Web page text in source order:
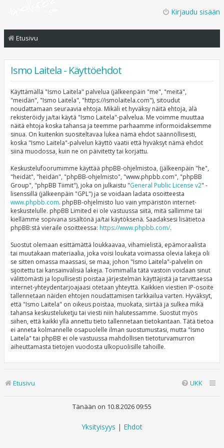
Kirjaudu sisään
Etusivu
Ismo Laitela - Käyttöehdot
Käyttämällä "Ismo Laitela" palvelua (jälkeenpäin "me", "meitä",
"meidän", "Ismo Laitela", "https://ismolaitela.com"), sitoudut
noudattamaan seuraavia ehtoja. Mikäli et hyväksy näitä ehtoja, älä
rekisteröidy ja/tai käytä "Ismo Laitela"-palvelua. Me voimme muuttaa
näitä ehtoja koska tahansa ja teemme parhaamme informoidaksemme
sinua. On kuitenkin suositeltavaa lukea nämä ehdot säännöllisesti,
koska "Ismo Laitela"-palvelun käyttö vaatii että hyväksyt nämä ehdot
siinä muodossa, kuin ne on päivitetty tai korjattu.
Keskustelufoorumimme käyttää phpBB-ohjelmistoa, (jälkeenpäin "he",
"heidät", "heidän", "phpBB-ohjelmisto", "www.phpbb.com", "phpBB
Group", "phpBB Tiimit"), joka on julkaistu "General Public License v2" -
lisenssillä (jälkeenpäin "GPL") ja se voidaan ladata osoitteesta
www.phpbb.com. phpBB-ohjelmisto luo vain ympäristön internet-
keskustelulle. phpBB Limited ei ole vastuussa siitä, mitä sallimme tai
kiellämme sopivana sisältönä ja/tai käytöksenä. Saadaksesi lisätietoa
phpBB:stä vieraile osoitteessa: https://www.phpbb.com/.
Suostut olemaan esittämättä loukkaavaa, vihamielistä, epämoraalista
tai muutakaan materiaalia, joka voisi loukata voimassa olevia lakeja oli
se sitten omassa maassasi, se maa, johon "Ismo Laitela"-palvelin on
sijoitettu tai kansainvälisiä lakeja. Toimimalla tätä vastoin voidaan sinut
välittömästi ja lopullisesti poistaa järjestelmän käyttäjistä ja tarvittaessa
internet-yhteydentarjoajaasi otetaan yhteyttä. Kaikkien viestien IP-osoite
tallennetaan näiden ehtojen noudattamisen tarkkailua varten. Hyväksyt,
että "Ismo Laitela" on oikeus poistaa, muokata, siirtää ja sulkea mikä
tahansa keskusteluketju tai viesti niin halutessamme. Suostut myös
siihen, että kaikki yllä annettu tieto tallennetaan tietokantaan. Tätä tietoa
ei anneta kolmannelle osapuolelle ilman suostumustasi, mutta "Ismo
Laitela" tai phpBB ei ole vastuussa mahdollisen tietoturvamurron
aiheuttamasta tietojen vuodosta ulkopuolisille tahoille.
Etusivu UKK
Tänään on 10.8.2026 09:55
Yksityisyys | Ehdot